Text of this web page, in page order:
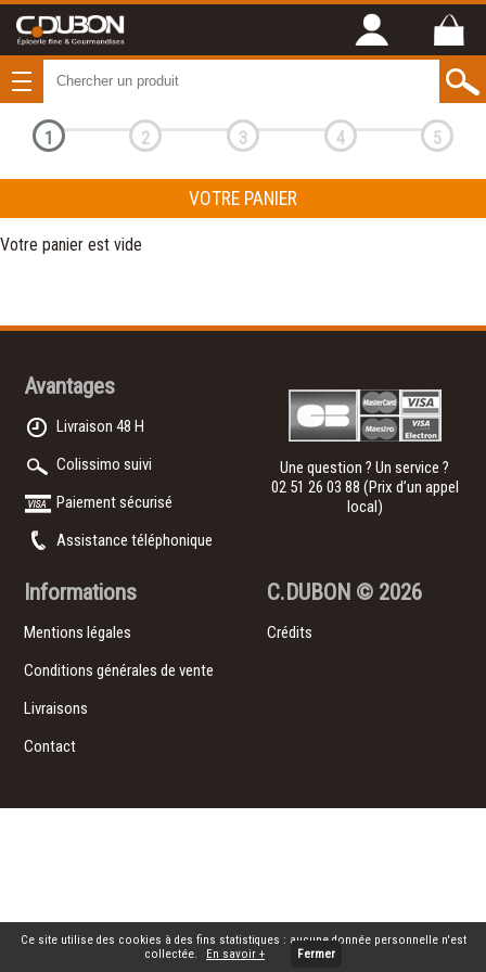
1 2 3 4 5
VOTRE PANIER
Votre panier est vide
Avantages
Livraison 48 H
Colissimo suivi
Paiement sécurisé
Assistance téléphonique
Une question ? Un service ?
02 51 26 03 88 (Prix d’un appel
local)
Informations
Mentions légales
Conditions générales de vente
Livraisons
Contact
C.DUBON © 2026
Crédits
Ce site utilise des cookies à des fins statistiques : aucune donnée personnelle n'est
collectée.
En savoir + Fermer